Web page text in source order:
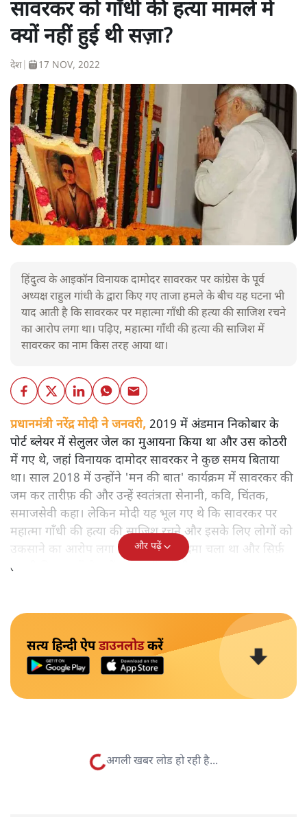
सावरकर को गाँधी की हत्या मामले में
क्यों नहीं हुई थी सज़ा?
देश 17 NOV, 2022
हिंदुत्व के आइकॉन विनायक दामोदर सावरकर पर कांग्रेस के पूर्व
अध्यक्ष राहुल गांधी के द्वारा किए गए ताजा हमले के बीच यह घटना भी
याद आती है कि सावरकर पर महात्मा गाँधी की हत्या की साजिश रचने
का आरोप लगा था। पढ़िए, महात्मा गाँधी की हत्या की साजिश में
सावरकर का नाम किस तरह आया था।
प्रधानमंत्री नरेंद्र मोदी ने जनवरी, 2019 में अंडमान निकोबार के
पोर्ट ब्लेयर में सेलुलर जेल का मुआयना किया था और उस कोठरी
में गए थे, जहां विनायक दामोदर सावरकर ने कुछ समय बिताया
था। साल 2018 में उन्होंने 'मन की बात' कार्यक्रम में सावरकर की
जम कर तारीफ़ की और उन्हें स्वतंत्रता सेनानी, कवि, चिंतक,
समाजसेवी कहा। लेकिन मोदी यह भूल गए थे कि सावरकर पर
महात्मा गाँधी की हत्या की साजिश रचने और इसके लिए लोगों को
उकसाने का आरोप लगा था, उन पर मुक़दमा चला था और सिर्फ़
तकनीकी कारणों से उन्हें सज़ा नहीं हुई थी।
और पढ़ें
सत्य हिन्दी ऐपडाउनलोडकरें
अगली खबर लोड हो रही है...